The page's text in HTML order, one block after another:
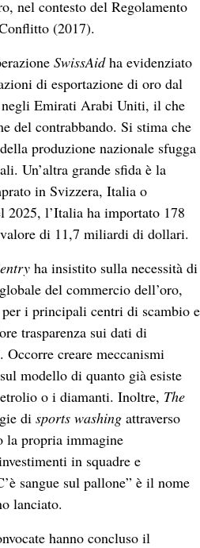
nel contesto del Regolamento
(2017).
SwissAidha evidenziato
di esportazione di oro dal
Emirati Arabi Uniti, il che
del contrabbando. Si stima che
produzione nazionale sfugga
Un’altra grande sfida è la
in Svizzera, Italia o
2025, l’Italia ha importato 178
di 11,7 miliardi di dollari.
ha insistito sulla necessità di
del commercio dell’oro,
i principali centri di scambio e
trasparenza sui dati di
creare meccanismi
modello di quanto già esiste
o i diamanti. Inoltre, The
di sports washing attraverso
propria immagine
in squadre e
sangue sul pallone” è il nome
lanciato.
hanno concluso il